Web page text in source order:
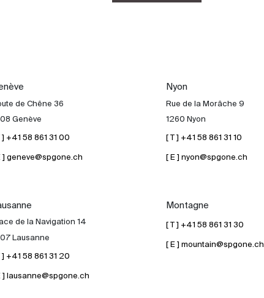
de Chêne 36
Genève
] +41 58 861 31 00
] geneve@spgone.ch
Nyon
Rue de la Morâche 9
1260 Nyon
[ T ] +41 58 861 31 10
[ E ] nyon@spgone.ch
de la Navigation 14
Lausanne
] +41 58 861 31 20
] lausanne@spgone.ch
Montagne
[ T ] +41 58 861 31 30
[ E ] mountain@spgone.ch